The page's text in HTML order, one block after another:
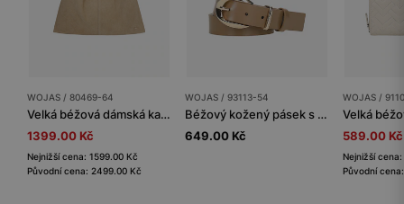
WOJAS / 80469-64
Velká béžová dámská kabelka
1399.00 Kč
Nejnižší cena: 1599.00 Kč
Původní cena: 2499.00 Kč
WOJAS / 93113-54
Béžový kožený pásek s oválnou sponu
649.00 Kč
WOJAS /
589.00 Kč
Nejnižší
Původní